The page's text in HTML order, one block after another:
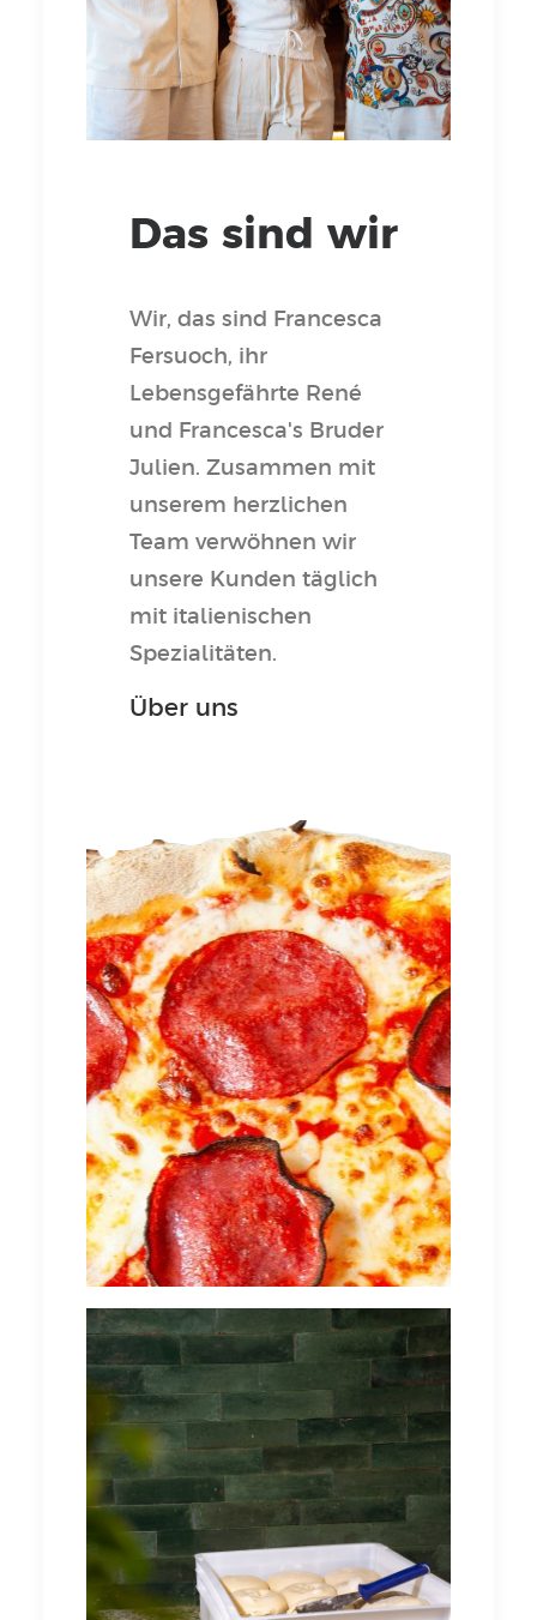
Das sind wir
Wir, das sind Francesca
Fersuoch, ihr
Lebensgefährte René
und Francesca's Bruder
Julien. Zusammen mit
unserem herzlichen
Team verwöhnen wir
unsere Kunden täglich
mit italienischen
Spezialitäten.
Über uns